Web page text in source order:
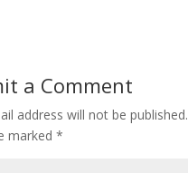
o
n
a Comment
address will not be published.
marked *